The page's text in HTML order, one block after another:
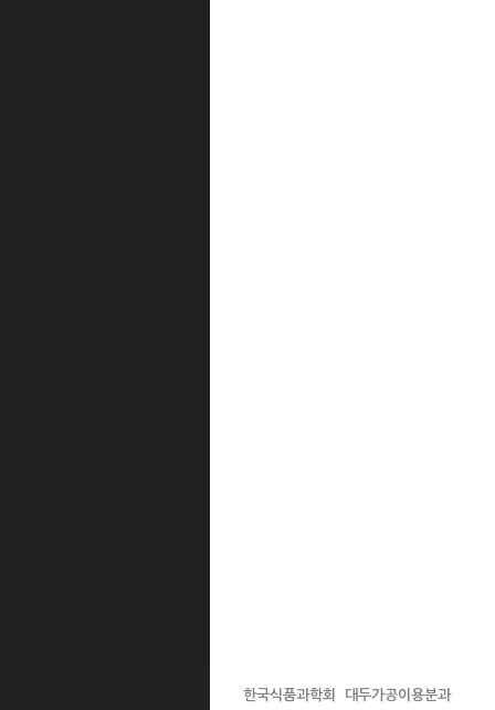
한국식품과학회 대두가공이용분과